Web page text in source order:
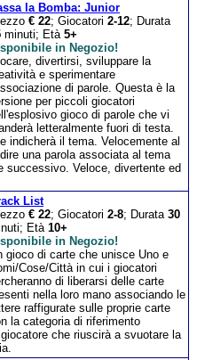
la Bomba: Junior
€ 22; Giocatori 2-12; Durata
minuti; Età 5+
in Negozio!
divertirsi, sviluppare la
e sperimentare
di parole. Questa è la
per piccoli giocatori
gioco di parole che vi
letteralmente fuori di testa.
indicherà il tema. Velocemente al
una parola associata al tema
successivo. Veloce, divertente ed
List
€ 22; Giocatori 2-8; Durata 30
Età 10+
in Negozio!
gioco di carte che unisce Uno e
Cose/Città in cui i giocatori
di liberarsi delle carte
nella loro mano associando le
raffigurate sulle proprie carte
la categoria di riferimento
che riuscirà a svuotare la